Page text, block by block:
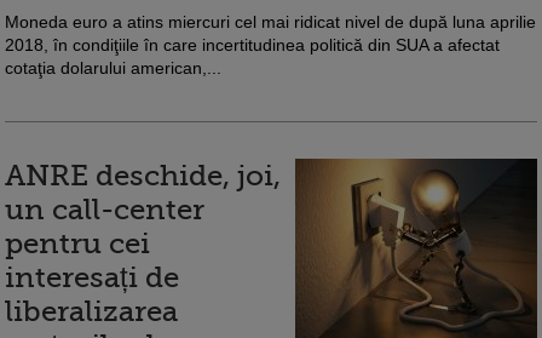
Moneda euro a atins miercuri cel mai ridicat nivel de după luna aprilie
2018, în condiţiile în care incertitudinea politică din SUA a afectat
cotaţia dolarului american,...
ANRE deschide, joi,
un call-center
pentru cei
interesați de
liberalizarea